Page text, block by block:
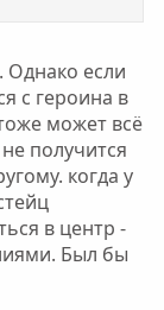
Однако если
с героина в
может всё
получится
когда у
в центр -
Был бы